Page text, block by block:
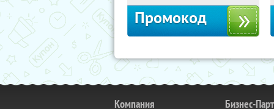
Промокод
Компания Бизнес-